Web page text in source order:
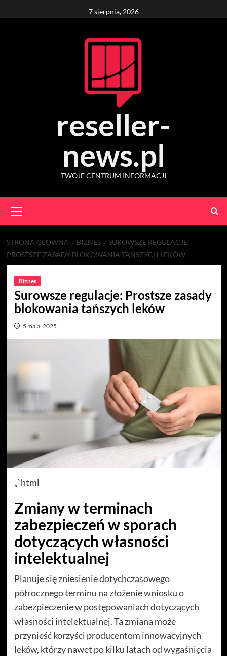
to
7 sierpnia, 2026
reseller-
news.pl
TWOJE CENTRUM INFORMACJI
Menu
STRONA GŁÓWNA BIZNES
SUROWSZE REGULACJE:
PROSTSZE ZASADY BLOKOWANIA TAŃSZYCH LEKÓW
Biznes
Surowsze regulacje: Prostsze zasady
blokowania tańszych leków
5 maja, 2025
„`html
Zmiany w terminach
zabezpieczeń w sporach
dotyczących własności
intelektualnej
Planuje się zniesienie dotychczasowego
półrocznego terminu na złożenie wniosku o
zabezpieczenie w postępowaniach dotyczących
własności intelektualnej. Ta zmiana może
przynieść korzyści producentom innowacyjnych
leków, którzy nawet po kilku latach od wygaśnięcia